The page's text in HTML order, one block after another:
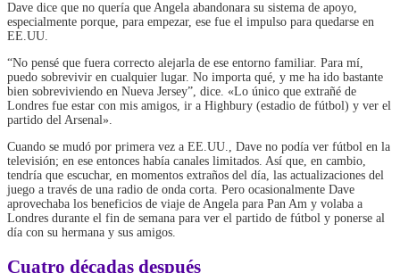
Dave dice que no quería que Angela abandonara su sistema de apoyo,
especialmente porque, para empezar, ese fue el impulso para quedarse en
EE.UU.
“No pensé que fuera correcto alejarla de ese entorno familiar. Para mí,
puedo sobrevivir en cualquier lugar. No importa qué, y me ha ido bastante
bien sobreviviendo en Nueva Jersey”, dice. «Lo único que extrañé de
Londres fue estar con mis amigos, ir a Highbury (estadio de fútbol) y ver el
partido del Arsenal».
Cuando se mudó por primera vez a EE.UU., Dave no podía ver fútbol en la
televisión; en ese entonces había canales limitados. Así que, en cambio,
tendría que escuchar, en momentos extraños del día, las actualizaciones del
juego a través de una radio de onda corta. Pero ocasionalmente Dave
aprovechaba los beneficios de viaje de Angela para Pan Am y volaba a
Londres durante el fin de semana para ver el partido de fútbol y ponerse al
día con su hermana y sus amigos.
Cuatro décadas después